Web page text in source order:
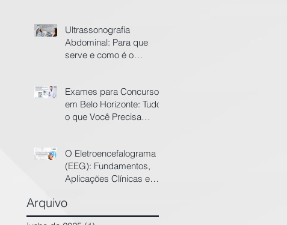
Ultrassonografia
Abdominal: Para que
serve e como é o
Exames para Concursos
em Belo Horizonte: Tudo
o que Você Precisa
O Eletroencefalograma
(EEG): Fundamentos,
Aplicações Clínicas e
Arquivo